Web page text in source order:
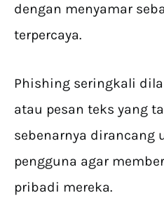
dengan menyamar
terpercaya.
Phishing seringkali
atau pesan teks yang
sebenarnya dirancang
pengguna agar
pribadi mereka.